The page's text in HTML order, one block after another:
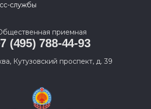
службы
приемная
(495) 788-44-93
Кутузовский проспект, д. 39